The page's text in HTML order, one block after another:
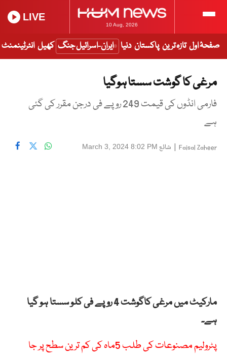
10 Aug, 2026
LIVE
صفحۂ اول تازہ ترین پاکستان دنیا ایران-اسرائیل جنگ کھیل انٹرٹینمنٹ
مرغی کا گوشت سستا ہوگیا
فارمی انڈوں کی قیمت 249 روپے فی درجن مقرر کی گئی
ہے
Faisal Zaheer
| شائع March 3, 2024 8:02 PM
مارکیٹ میں مرغی کاگوشت 4 روپے فی کلو سستا ہو گیا
ہے۔
پٹرولیم مصنوعات کی طلب 5ماہ کی کم ترین سطح پر جا